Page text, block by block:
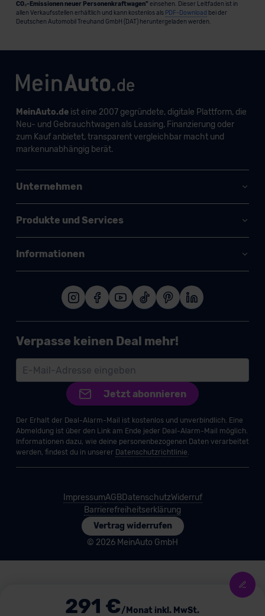
CO₂-Emissionen neuer Personenkraftwagen" einsehen. Dieser Leitfaden ist in
allen Verkaufsstellen erhältlich und kann kostenlos als PDF-Download bei der
Deutschen Automobil Treuhand GmbH (DAT) heruntergeladen werden.
291 €/Monat inkl. MwSt.
MeinAuto.deist eine 2007 gegründete, digitale Plattform, die
Neu- und Gebrauchtwagen als Leasing, Finanzierung oder
zum Kauf anbietet, transparent vergleichbar macht und
markenunabhängig berät.
Unternehmen
Produkte und Services
Informationen
Verpasse keinen Deal mehr!
Jetzt abonnieren
Der Erhalt der Deal-Alarm-Mail ist kostenlos und unverbindlich. Eine
Abmeldung ist über den Link am Ende jeder Deal-Alarm-Mail möglich.
Informationen dazu, wie deine personenbezogenen Daten verarbeitet
werden, findest du in unserer Datenschutzrichtlinie.
ImpressumAGBDatenschutzWiderruf
Barrierefreiheitserklärung
Vertrag widerrufen
© 2026 MeinAuto GmbH